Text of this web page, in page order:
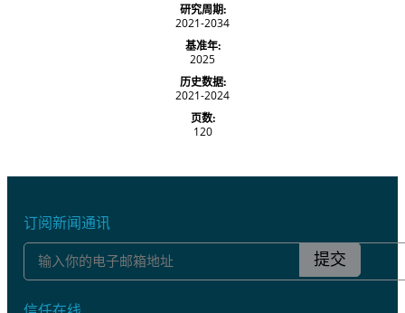
研究周期:
2021-2034
基准年:
2025
历史数据:
2021-2024
页数:
120
订阅新闻通讯
提交